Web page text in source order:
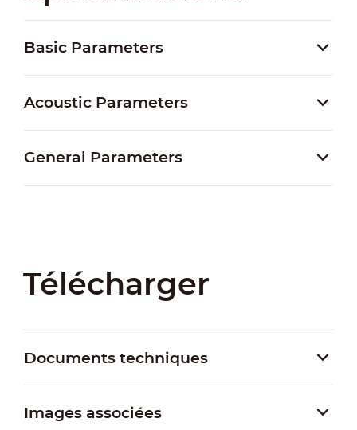
Basic Parameters
Acoustic Parameters
General Parameters
Télécharger
Documents techniques
Images associées